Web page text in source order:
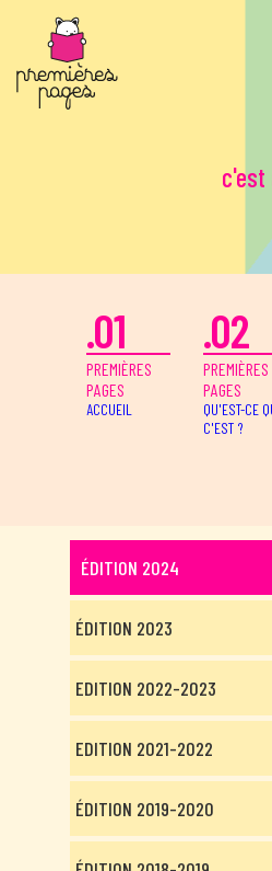
c'est
.01
PREMIÈRES
PAGES
ACCUEIL
.02
PREMIÈRES
PAGES
QU'EST-CE
C'EST ?
ÉDITION 2024
ÉDITION 2023
EDITION 2022-2023
EDITION 2021-2022
ÉDITION 2019-2020